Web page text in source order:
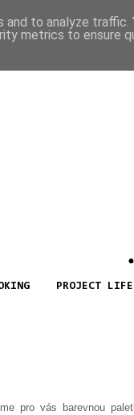
PROJECT LIFE
pro vás barevnou
to analyze traffic.
metrics to ensure